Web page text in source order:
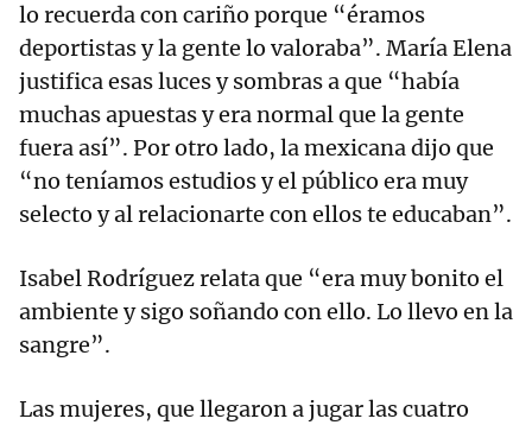
lo recuerda con cariño porque “éramos
deportistas y la gente lo valoraba”. María Elena
justifica esas luces y sombras a que “había
muchas apuestas y era normal que la gente
fuera así”. Por otro lado, la mexicana dijo que
“no teníamos estudios y el público era muy
selecto y al relacionarte con ellos te educaban”.
Isabel Rodríguez relata que “era muy bonito el
ambiente y sigo soñando con ello. Lo llevo en la
sangre”.
Las mujeres, que llegaron a jugar las cuatro